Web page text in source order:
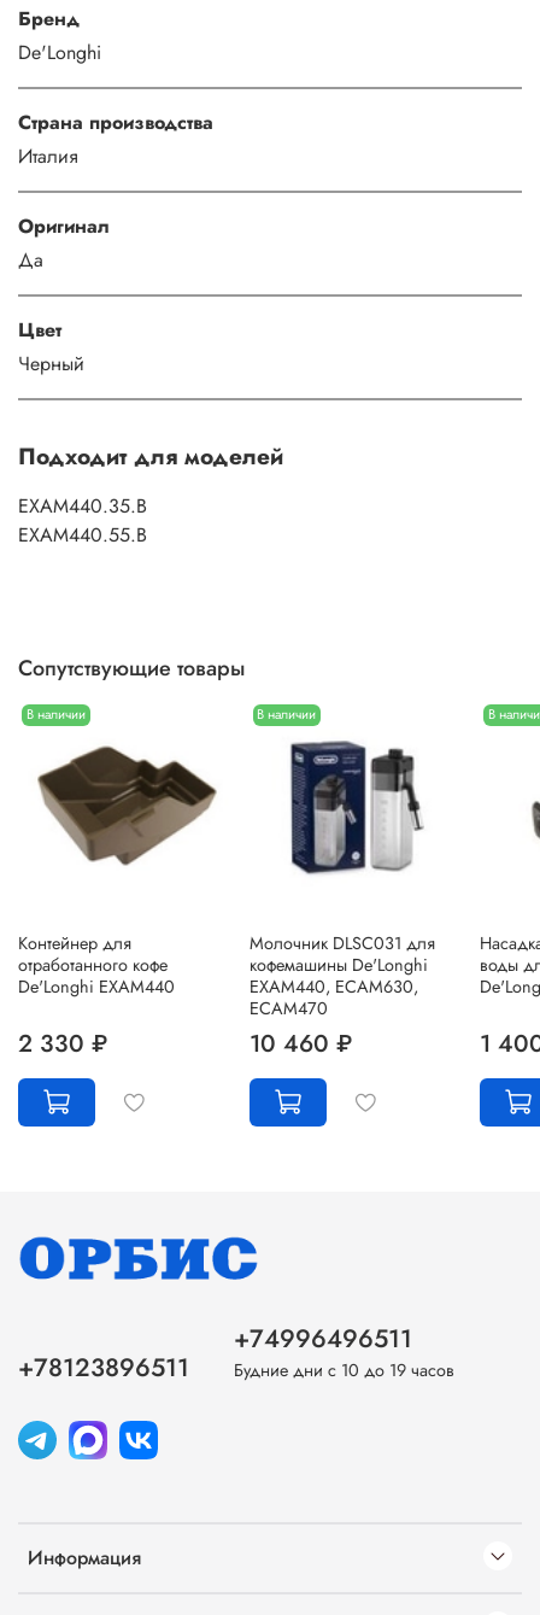
Бренд
De'Longhi
Страна производства
Италия
Оригинал
Да
Цвет
Черный
Подходит для моделей
EXAM440.35.B
EXAM440.55.B
Сопутствующие товары
В наличии
Контейнер для
отработанного кофе
De'Longhi EXAM440
2 330 ₽
В наличии
Молочник DLSC031 для
кофемашины De'Longhi
EXAM440, ECAM630,
ECAM470
10 460 ₽
В
воды
1
Информация
+78123896511
+74996496511
Будние дни с 10 до 19 часов